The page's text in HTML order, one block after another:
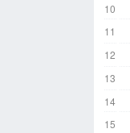
10
11
12
13
14
15